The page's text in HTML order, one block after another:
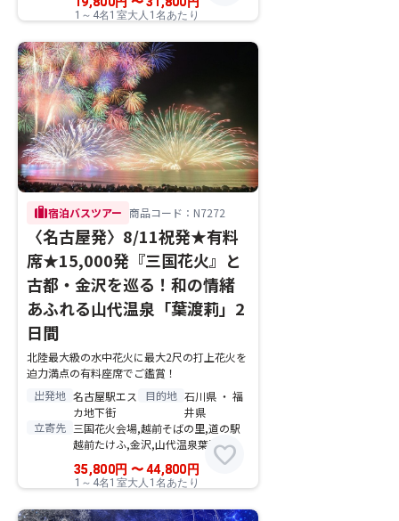
1～4名1室大人1名あたり
trip宿泊バスツアー 商品コード：N7272
〈名古屋発〉8/11祝発★有料
席★15,000発『三国花火』と
古都・金沢を巡る！和の情緒
あふれる山代温泉「葉渡莉」2
日間
北陸最大級の水中花火に最大2尺の打上花火を
迫力満点の有料座席でご鑑賞！
出発地 名古屋駅エス
カ地下街
目的地 石川県 ・ 福
井県
立寄先 三国花火会場,越前そばの里,道の駅
越前たけふ,金沢,山代温泉葉渡莉
35,800円 〜44,800 円
1～4名1室大人1名あたり
favorite